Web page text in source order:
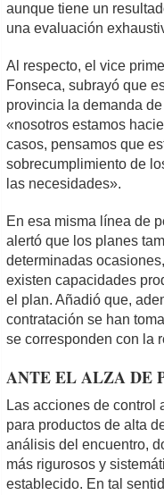
aunque tiene un
una evaluación
Al respecto, el vice
Fonseca, subrayó que
provincia la demanda
«nosotros estamos
casos, pensamos que
sobrecumplimiento de
las necesidades».
En esa misma línea de
alertó que los planes
determinadas
existen capacidades
el plan. Añadió que,
contratación se han
se corresponden con la
ANTE EL ALZA DE
Las acciones de control
para productos de alta
análisis del encuentro,
más rigurosos y
establecido. En tal